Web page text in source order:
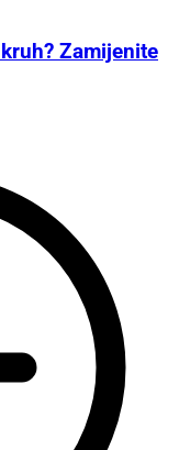
Zamijenite